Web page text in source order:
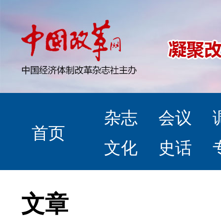
首页
杂志 会议
文化
史话
文章